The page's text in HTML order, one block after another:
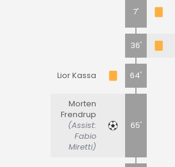
7'
36'
Lior Kassa 64'
Morten
Frendrup
(Assist:
Fabio
Miretti)
65'